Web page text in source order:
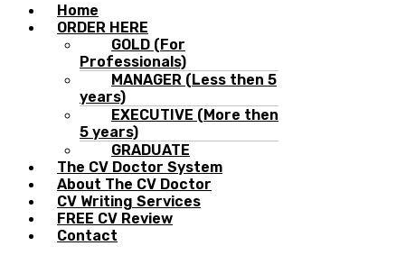
Home
ORDER HERE
GOLD (For
Professionals)
MANAGER (Less then 5
years)
EXECUTIVE (More then
5 years)
GRADUATE
The CV Doctor System
About The CV Doctor
CV Writing Services
FREE CV Review
Contact